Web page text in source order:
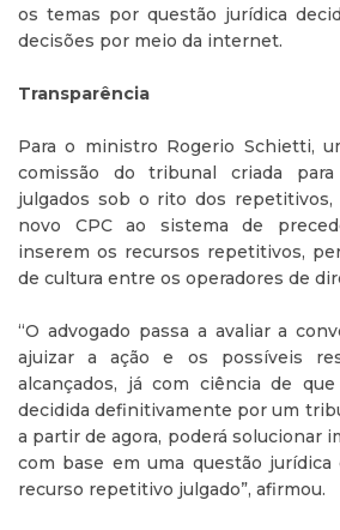
os temas por questão jurídica
decisões por meio da internet.
Transparência
Para o ministro Rogerio Schietti,
comissão do tribunal criada
julgados sob o rito dos repetitivos,
novo CPC ao sistema de
inserem os recursos repetitivos,
de cultura entre os operadores de
“O advogado passa a avaliar a
ajuizar a ação e os possíveis
alcançados, já com ciência de
decidida definitivamente por um
a partir de agora, poderá solucionar
com base em uma questão jurídica
recurso repetitivo julgado”, afirmou.